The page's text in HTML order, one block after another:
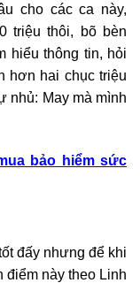
cho các ca này,
triệu thôi, bõ bèn
hiểu thông tin, hỏi
hơn hai chục triệu
nhủ: May mà mình
bảo hiểm sức
đấy nhưng để khi
điểm này theo Linh